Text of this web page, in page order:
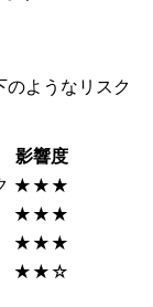
ようなリスク
影響度
★★★
★★★
★★★
★★☆